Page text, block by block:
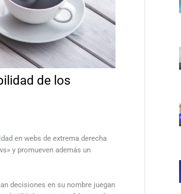
de los
en webs de extrema derecha
y promueven además un
decisiones en su nombre juegan